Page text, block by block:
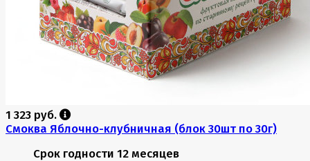
1 323 руб.
Смоква Яблочно-клубничная (блок 30шт по 30г)
Срок годности 12 месяцев